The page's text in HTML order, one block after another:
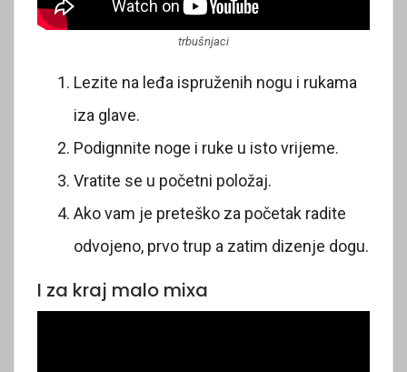
trbušnjaci
Lezite na leđa ispruženih nogu i rukama
iza glave.
Podignnite noge i ruke u isto vrijeme.
Vratite se u početni položaj.
Ako vam je preteško za početak radite
odvojeno, prvo trup a zatim dizenje dogu.
I za kraj malo mixa